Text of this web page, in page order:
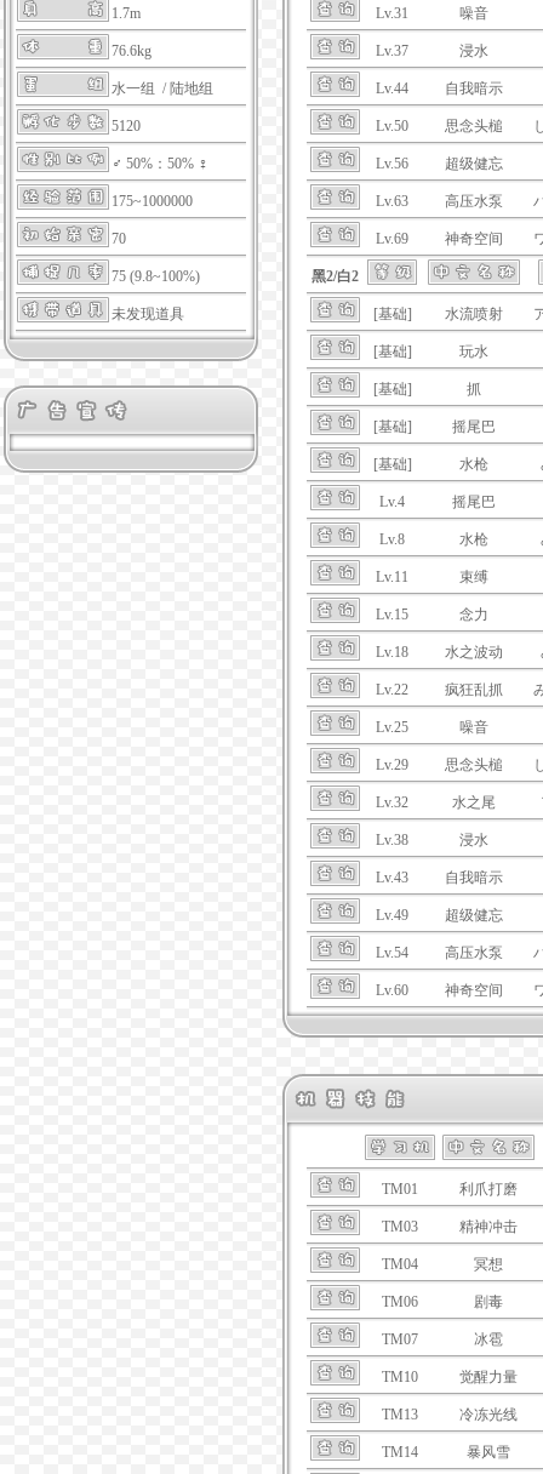
1.7m
76.6kg
水一组 / 陆地组
5120
♂ 50%：50% ♀
175~1000000
70
75 (9.8~100%)
未发现道具
Lv.31 噪音
Lv.37 浸水
Lv.44 自我暗示
Lv.50 思念头槌
Lv.56 超级健忘
Lv.63 高压水泵
Lv.69 神奇空间
黑2/白2
[基础] 水流喷射
[基础] 玩水
[基础] 抓
[基础] 摇尾巴
[基础] 水枪
Lv.4 摇尾巴
Lv.8 水枪
Lv.11 束缚
Lv.15 念力
Lv.18 水之波动
Lv.22 疯狂乱抓
Lv.25 噪音
Lv.29 思念头槌
Lv.32 水之尾
Lv.38 浸水
Lv.43 自我暗示
Lv.49 超级健忘
Lv.54 高压水泵
Lv.60 神奇空间
TM01 利爪打磨
TM03 精神冲击
TM04 冥想
TM06 剧毒
TM07 冰雹
TM10 觉醒力量
TM13 冷冻光线
TM14 暴风雪